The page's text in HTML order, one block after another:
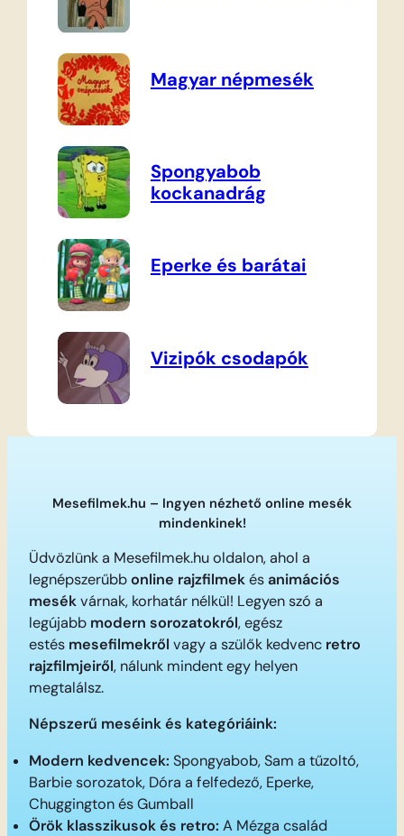
Magyar népmesék
Spongyabob
kockanadrág
Eperke és barátai
Vizipók csodapók
Mesefilmek.hu – Ingyen nézhető online mesék
mindenkinek!
Üdvözlünk a Mesefilmek.hu oldalon, ahol a
legnépszerűbbonline rajzfilmekésanimációs
mesékvárnak, korhatár nélkül! Legyen szó a
legújabb modern sorozatokról, egész
estés mesefilmekről vagy a szülők kedvenc retro
rajzfilmjeiről, nálunk mindent egy helyen
megtalálsz.
Népszerű meséink és kategóriáink:
Modern kedvencek: Spongyabob, Sam a tűzoltó,
Barbie sorozatok, Dóra a felfedező, Eperke,
Chuggington és Gumball
Örök klasszikusok és retro: A Mézga család